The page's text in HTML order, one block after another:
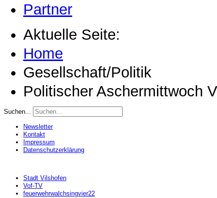
Partner
Aktuelle Seite:
Home
Gesellschaft/Politik
Politischer Aschermittwoch
Suchen...
Newsletter
Kontakt
Impressum
Datenschutzerklärung
Stadt Vilshofen
Vof-TV
feuerwehrwalchsingvier22